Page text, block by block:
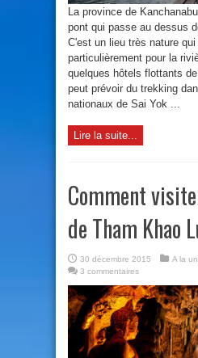
La province de
pont qui passe au dessus
C'est un lieu très nature qui
particulièrement pour la
quelques hôtels flottants
peut prévoir du trekking
nationaux de Sai Yok ...
Lire la suite...
Comment
de Tham Khao
30 décembre 2015 A la
3 commentaires